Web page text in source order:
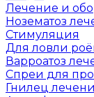
Лечение и
Нозематоз
Стимуляция
Для ловли
Варроатоз
Спреи для
Гнилец